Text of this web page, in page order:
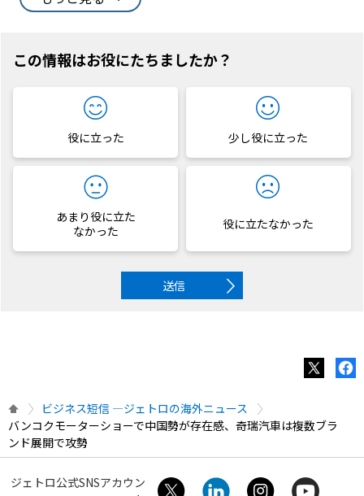
この情報はお役にたちましたか？
役に立った 少し役に立った
あまり役に立た
なかった
役に立たなかった
送信
ビジネス短信 ―ジェトロの海外ニュース
バンコクモーターショーで中国勢が存在感、奇瑞汽車は複数ブラ
ンド展開で攻勢
ジェトロ公式SNSアカウン